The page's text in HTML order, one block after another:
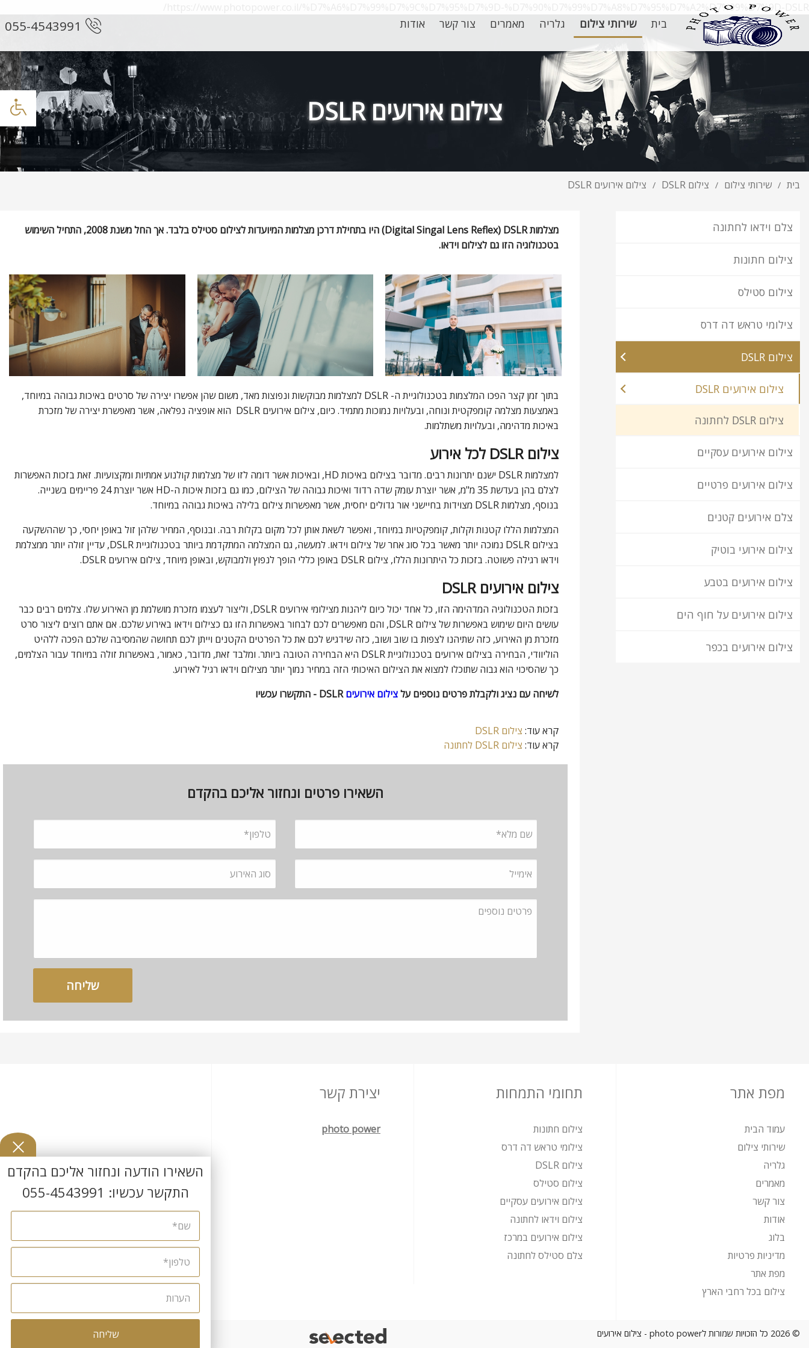
https://www.photopower.co.il/%D7%A6%D7%99%D7%9C%D7%95%D7%9D-%D7%90%D7%99%D7%A8%D7%95%D7%A2%D7%99%D7%9D-DSLR/
בית שירותי צילום גלריה מאמרים צור קשר אודות 055-4543991
השאירו הודעה ונחזור אליכם בהקדם
התקשר עכשיו:
צילום אירועים DSLR
בית / שירותי צילום / צילום DSLR / צילום אירועים DSLR
צלם וידאו לחתונה
צילום חתונות
צילום סטילס
צילומי טראש דה דרס
צילום DSLR
צילום אירועים DSLR
צילום DSLR לחתונה
צילום אירועים עסקיים
צילום אירועים פרטיים
צלם אירועים קטנים
צילום אירועי בוטיק
צילום אירועים בטבע
צילום אירועים על חוף הים
צילום אירועים בכפר
מצלמותDSLR
(
Digital Singal Lens Reflex
) היו בתחילת דרכן מצלמות המיועדות לצילום סטילס בלבד. אך החל משנת 2008, התחיל השימוש
בטכנולוגיה הזו גם לצילום וידאו.
בתוך זמן קצר הפכו המלצמות בטכנולוגיית ה- DSLR למצלמות מבוקשות ונפוצות מאד, משום שהן אפשרו יצירה של סרטים באיכות גבוהה במיוחד,
באמצעות מצלמה קומפקטית ונוחה, ובעלויות נמוכות מתמיד. כיום, צילום אירועים DSLR הוא אופציה נפלאה, אשר מאפשרת יצירה של מזכרת
באיכות מדהימה, ובעלויות משתלמות.
צילום DSLR לכל אירוע
למצלמותDSLR ישנם יתרונות רבים. מדובר בצילום באיכות HD, ובאיכות אשר דומה לזו של מצלמות קולנוע אמתיות ומקצועיות. זאת בזכות האפשרות
לצלם בהן בעדשת 35 מ"מ, אשר יוצרת עומק שדה רדוד ואיכות גבוהה של הצילום, כמו גם בזכות איכות ה-
HD
אשר יוצרת 24 פריימים בשנייה.
בנוסף, מצלמותDSLR מצוידות בחיישני אור גדולים יחסית, אשר מאפשרות צילום בלילה באיכות גבוהה במיוחד.
המצלמות הללו קטנות וקלות, קומפקטיות במיוחד, ואפשר לשאת אותן לכל מקום בקלות רבה. ובנוסף, המחיר שלהן זול באופן יחסי, כך שההשקעה
בצילום DSLR נמוכה יותר מאשר בכל סוג אחר של צילום וידאו. למעשה, גם המצלמה המתקדמת ביותר בטכנולוגייתDSLR, עדיין זולה יותר ממצלמת
וידאו רגילה פשוטה. בזכות כל היתרונות הללו, צילום DSLR באופן כללי הופך לנפוץ ולמבוקש, ובאופן מיוחד, צילום אירועים DSLR
.
צילום אירועים DSLR
בזכות הטכנולוגיה המדהימה הזו, כל אחד יכול כיום ליהנות מצילומי אירועים DSLR, וליצור לעצמו מזכרת מושלמת מן האירוע שלו. צלמים רבים כבר
עושים היום שימוש באפשרות של צילום DSLR, והם מאפשרים לכם לבחור באפשרות הזו גם כצילום וידאו באירוע שלכם. אם אתם רוצים ליצור סרט
מזכרת מן האירוע, כזה שתיהנו לצפות בו שוב ושוב, כזה שידגיש לכם את כל הפרטים הקטנים וייתן לכם תחושה שהמסיבה שלכם הפכה ללהיט
הוליוודי, הבחירה בצילום אירועים בטכנולוגייתDSLR היא הבחירה הטובה ביותר. ומלבד זאת, מדובר, כאמור, באפשרות זולה במיוחד עבור הצלמים,
כך שהסיכוי הוא גבוה שתוכלו למצוא את הצילום האיכותי הזה במחיר נמוך יותר מצילום וידאו רגיל לאירוע.
לשיחה עם נציג ולקבלת פרטים נוספים עלצילום אירועיםDSLR - התקשרו עכשיו
קרא עוד: צילום DSLR
קרא עוד: צילום DSLR לחתונה
השאירו פרטים ונחזור אליכם בהקדם
מפת אתר
עמוד הבית
שירותי צילום
גלריה
מאמרים
צור קשר
אודות
בלוג
מדיניות פרטיות
מפת אתר
צילום בכל רחבי הארץ
תחומי התמחות
צילום חתונות
צילומי טראש דה דרס
צילום DSLR
צילום סטילס
צילום אירועים עסקיים
צילום וידאו לחתונה
צילום אירועים במרכז
צלם סטילס לחתונה
יצירת קשר
photo power
© 2026 כל הזכויות שמורות לphoto power - צילום אירועים